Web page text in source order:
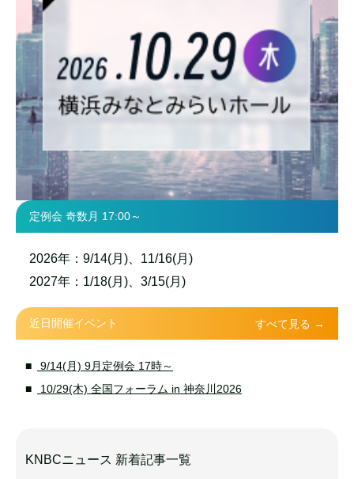
定例会 奇数月 17:00～
2026年：9/14(月)、11/16(月)
2027年：1/18(月)、3/15(月)
近日開催イベント すべて見る →
9/14(月) 9月定例会 17時～
10/29(木) 全国フォーラム in 神奈川2026
KNBCニュース 新着記事一覧